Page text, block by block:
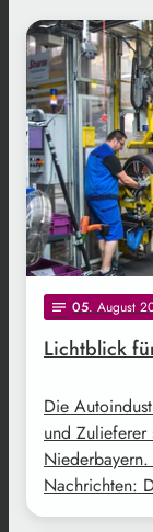
notes 05. August
Lichtblick
Die
und Zulieferer
Nachrichten: